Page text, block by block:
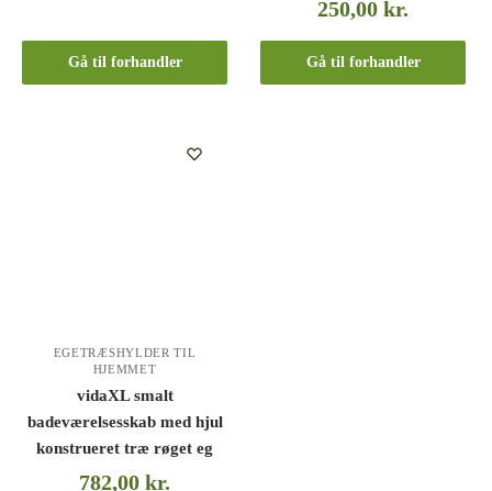
Gå til forhandler
250,00kr.
Gå til forhandler
EGETRÆSHYLDER TIL
HJEMMET
vidaXL smalt
badeværelsesskab med hjul
konstrueret træ røget eg
782,00kr.